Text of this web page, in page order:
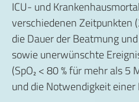
ICU- und
verschiedenen Zeitpunkten
die Dauer der Beatmung
sowie unerwünschte
(SpO₂ < 80 % für mehr als
und die Notwendigkeit